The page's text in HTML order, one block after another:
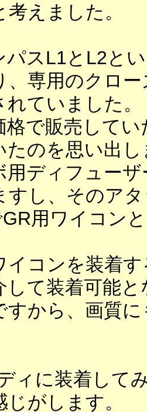
えました。
パスL1とL2と
、専用のクロ
ていました。
格で販売して
たのを思い出
用ディフュー
すし、そのア
用ワイコン
イコンを装着
して装着可能
すから、画質
ィに装着して
がします。